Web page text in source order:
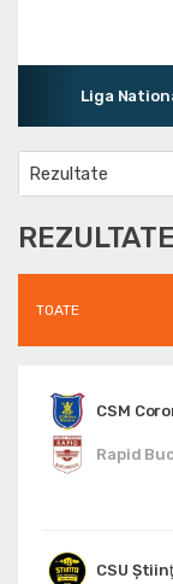
Liga
Rezultate
REZULTATE
TOATE
CSM
Rapid
CSU